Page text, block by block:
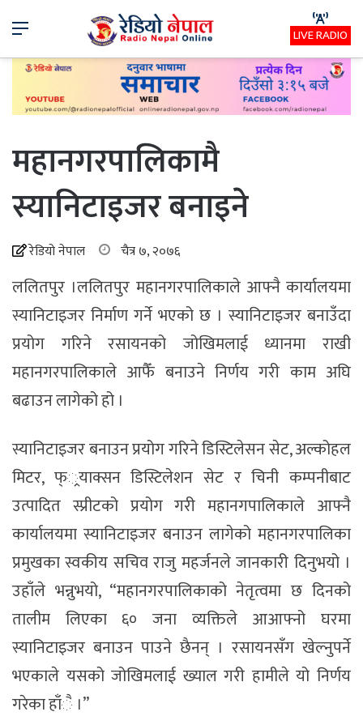
Menu LIVE RADIO
महानगरपालिकामै
स्यानिटाइजर बनाइने
रेडियो नेपाल चैत्र ७, २०७६
ललितपुर ।ललितपुर महानगरपालिकाले आफ्नै कार्यालयमा
स्यानिटाइजर निर्माण गर्ने भएको छ । स्यानिटाइजर बनाउँदा
प्रयोग गरिने रसायनको जोखिमलाई ध्यानमा राखी
महानगरपालिकाले आफैँ बनाउने निर्णय गरी काम अघि
बढाउन लागेको हो ।
स्यानिटाइजर बनाउन प्रयोग गरिने डिस्टिलेसन सेट, अल्कोहल
मिटर, फ््रयाक्सन डिस्टिलेशन सेट र चिनी कम्पनीबाट
उत्पादित स्प्रीटको प्रयोग गरी महानगपालिकाले आफ्नै
कार्यालयमा स्यानिटाइजर बनाउन लागेको महानगरपालिका
प्रमुखका स्वकीय सचिव राजु महर्जनले जानकारी दिनुभयो ।
उहाँले भन्नुभयो, “महानगरपालिकाको नेतृत्वमा छ दिनको
तालीम लिएका ६० जना व्यक्तिले आआफ्नो घरमा
स्यानिटाइजर बनाउन पाउने छैनन् । रसायनसँग खेल्नुपर्ने
भएकाले यसको जोखिमलाई ख्याल गरी हामीले यो निर्णय
गरेका हाँै ।”